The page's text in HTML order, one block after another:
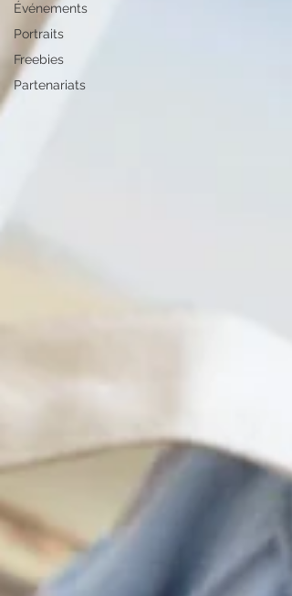
Événements
Portraits
Freebies
Partenariats